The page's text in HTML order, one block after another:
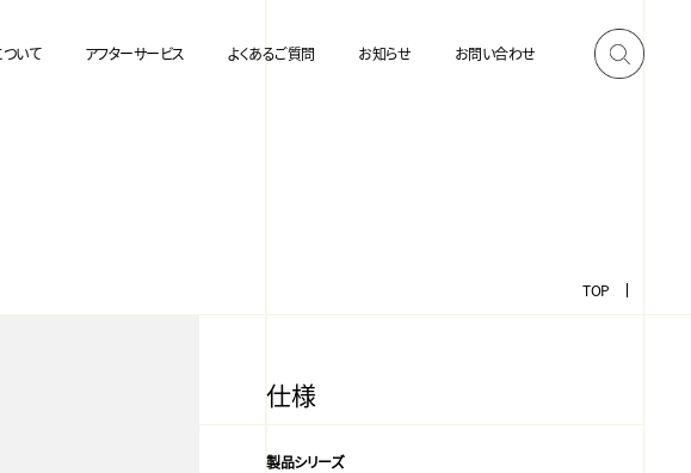
いて アフターサービス よくあるご質問 お知らせ お問い合わせ
TOP
仕様
製品シリーズ